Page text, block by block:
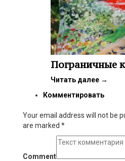
Пограничные
Читать далее →
Комментировать
Your email address will not be
are marked *
Comment